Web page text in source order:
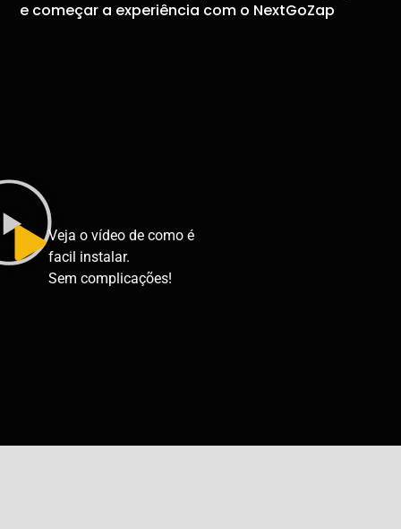
e começar a experiência com o NextGoZap
Veja o vídeo de como é
facil instalar.
Sem complicações!